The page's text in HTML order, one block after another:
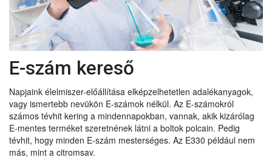
E-szám kereső
Napjaink élelmiszer-előállítása elképzelhetetlen adalékanyagok,
vagy ismertebb nevükön E-számok nélkül. Az E-számokról
számos tévhit kering a mindennapokban, vannak, akik kizárólag
E-mentes terméket szeretnének látni a boltok polcain. Pedig
tévhit, hogy minden E-szám mesterséges. Az E330 például nem
más, mint a citromsav.